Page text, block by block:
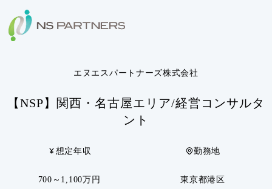
エヌエスパートナーズ株式会社
【NSP】関西・名古屋エリア/経営コンサルタ
ント
想定年収
700～1,100万円
勤務地
東京都港区